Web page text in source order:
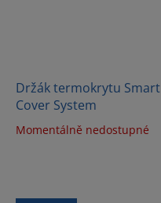
Držák termokrytu Smart
Cover System
Momentálně nedostupné